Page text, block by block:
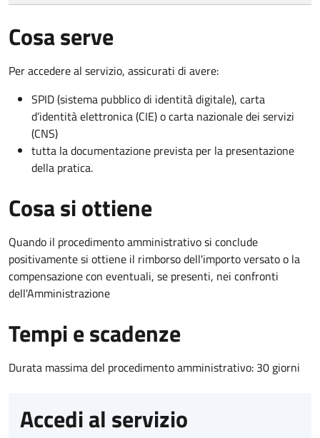
Cosa serve
Per accedere al servizio, assicurati di avere:
SPID (sistema pubblico di identità digitale), carta
d’identità elettronica (CIE) o carta nazionale dei servizi
(CNS)
tutta la documentazione prevista per la presentazione
della pratica.
Cosa si ottiene
Quando il procedimento amministrativo si conclude
positivamente si ottiene il rimborso dell'importo versato o la
compensazione con eventuali, se presenti, nei confronti
dell'Amministrazione
Tempi e scadenze
Durata massima del procedimento amministrativo: 30 giorni
Accedi al servizio